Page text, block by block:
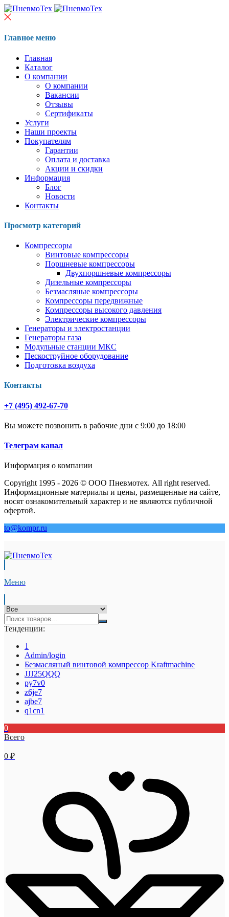
Главное меню
Главная
Каталог
О компании
О компании
Вакансии
Отзывы
Сертификаты
Услуги
Наши проекты
Покупателям
Гарантии
Оплата и доставка
Акции и скидки
Информация
Блог
Новости
Контакты
Просмотр категорий
Компрессоры
Винтовые компрессоры
Поршневые компрессоры
Двухпоршневые компрессоры
Дизельные компрессоры
Безмасляные компрессоры
Компрессоры передвижные
Компрессоры высокого давления
Электрические компрессоры
Генераторы и электростанции
Генераторы газа
Модульные станции МКС
Пескоструйное оборудование
Подготовка воздуха
Контакты
+7 (495) 492-67-70
Вы можете позвонить в рабочие дни с 9:00 до 18:00
Телеграм канал
Информация о компании
Copyright 1995 - 2026 © ООО Пневмотех. All right reserved.
Информационные материалы и цены, размещенные на сайте,
носят ознакомительный характер и не являются публичной
офертой.
to@kompr.ru
Меню
Тенденции:
1
Admin/login
Безмасляный винтовой компрессор Kraftmaсhine
JJJ25QQQ
py7v0
z6je7
ajbe7
q1cn1
0
Всего
0 ₽